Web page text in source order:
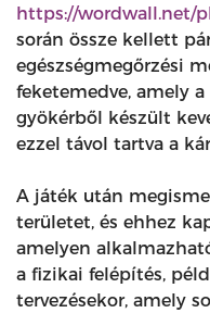
https://wordwall.net/
során össze kellett
egészségmegőrzési
feketemedve, amely
gyökérből készült
ezzel távol tartva a
A játék után
területet, és ehhez
amelyen
a fizikai felépítés,
tervezésekor, amely